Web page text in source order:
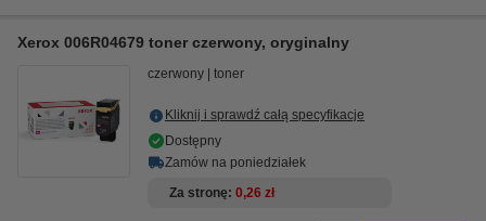
Xerox 006R04679 toner czerwony, oryginalny
czerwony toner
Kliknij i sprawdź całą specyfikacje
Dostępny
Zamów na poniedziałek
Za stronę 0,26 zł